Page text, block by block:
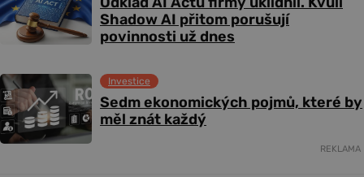
Shadow AI přitom porušují
povinnosti už dnes
Sedm ekonomických pojmů, které by
měl znát každý
Investice
REKLAMA